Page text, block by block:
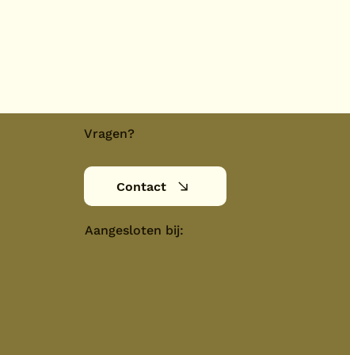
Aangesloten bij:
Vragen?
Contact